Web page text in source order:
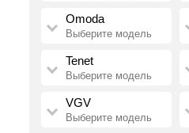
Omoda
Выберите модель
Tenet
Выберите модель
VGV
Выберите модель